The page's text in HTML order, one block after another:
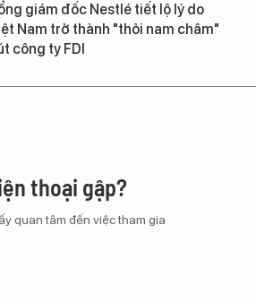
giám đốc Nestlé tiết lộ lý do
Nam trở thành "thỏi nam châm"
công ty FDI
thoại gập?
quan tâm đến việc tham gia